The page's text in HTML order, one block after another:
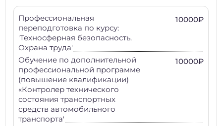
Профессиональная
переподготовка по курсу:
'Техносферная безопасность.
Охрана труда'
10000₽
Обучение по дополнительной
профессиональной программе
(повышение квалификации)
«Контролер технического
состояния транспортных
средств автомобильного
транспорта'
10000₽